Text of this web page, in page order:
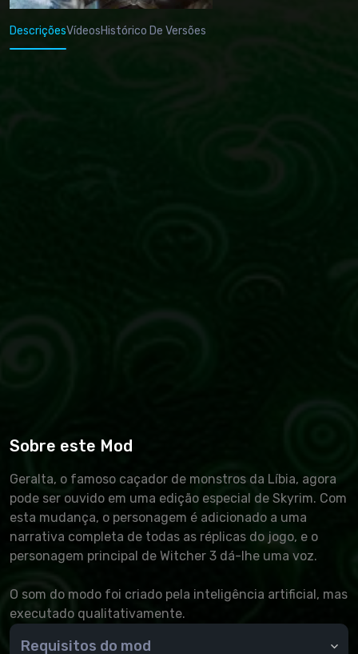
DescriçõesVídeosHistórico De Versões
Sobre este Mod
Geralta, o famoso caçador de monstros da Líbia, agora
pode ser ouvido em uma edição especial de Skyrim. Com
esta mudança, o personagem é adicionado a uma
narrativa completa de todas as réplicas do jogo, e o
personagem principal de Witcher 3 dá-lhe uma voz.
O som do modo foi criado pela inteligência artificial, mas
executado qualitativamente.
Requisitos do mod